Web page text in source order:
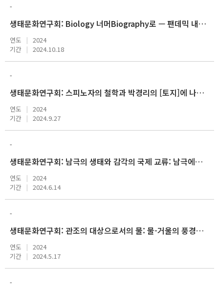
-
생태문화연구회: Biology 너머Biography로 — 팬데믹 내러티브 외
연도
2024
기간
2024.10.18
-
생태문화연구회: 스피노자의 철학과 박경리의 [토지]에 나타난 관계생태학 외
연도
2024
기간
2024.9.27
-
생태문화연구회: 남극의 생태와 감각의 국제 교류: 남극에서 보낸 세 번의 여름 외
연도
2024
기간
2024.6.14
-
생태문화연구회: 관조의 대상으로서의 물: 물-거울의 풍경들 외
연도
2024
기간
2024.5.17
-